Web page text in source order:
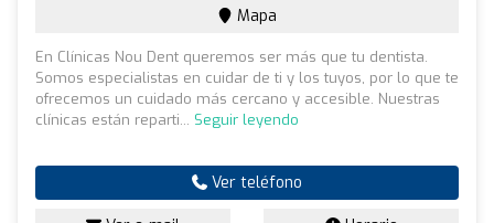
Mapa
En Clínicas Nou Dent queremos ser más que tu dentista.
Somos especialistas en cuidar de ti y los tuyos, por lo que te
ofrecemos un cuidado más cercano y accesible. Nuestras
clínicas están reparti... Seguir leyendo
Ver teléfono